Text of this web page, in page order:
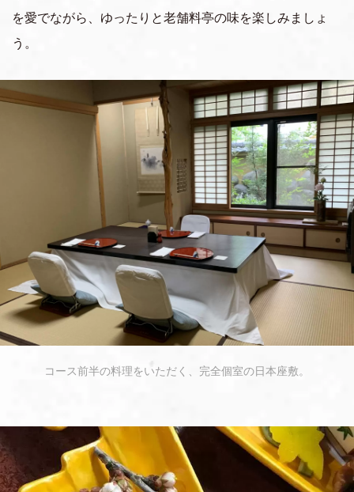
を愛でながら、ゆったりと老舗料亭の味を楽しみましょ
う。
コース前半の料理をいただく、完全個室の日本座敷。